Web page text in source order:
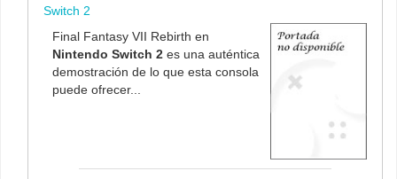
Switch 2
Final Fantasy VII Rebirth en
Nintendo Switch 2 es una auténtica
demostración de lo que esta consola
puede ofrecer...